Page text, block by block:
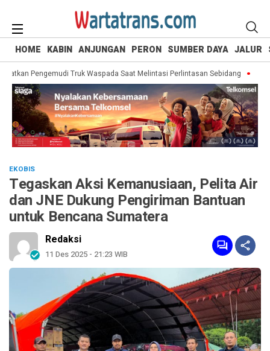
HOME KABIN ANJUNGAN PERON SUMBER DAYA JALUR
Pengemudi Truk Waspada Saat Melintasi Perlintasan Sebidang
EKOBIS
Tegaskan Aksi Kemanusiaan, Pelita Air
dan JNE Dukung Pengiriman Bantuan
untuk Bencana Sumatera
Redaksi
11 Des 2025 - 21:23 WIB